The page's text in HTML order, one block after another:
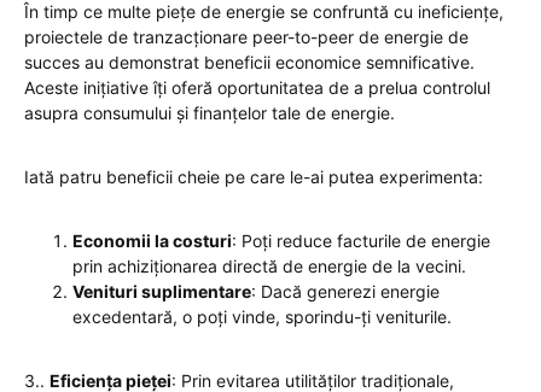
În timp ce multe piețe de energie se confruntă cu ineficiențe,
proiectele de tranzacționare peer-to-peer de energie de
succes au demonstrat beneficii economice semnificative.
Aceste inițiative îți oferă oportunitatea de a prelua controlul
asupra consumului și finanțelor tale de energie.
Iată patru beneficii cheie pe care le-ai putea experimenta:
Economii la costuri: Poți reduce facturile de energie
prin achiziționarea directă de energie de la vecini.
Venituri suplimentare: Dacă generezi energie
excedentară, o poți vinde, sporindu-ți veniturile.
3.. Eficiența pieței: Prin evitarea utilităților tradiționale,